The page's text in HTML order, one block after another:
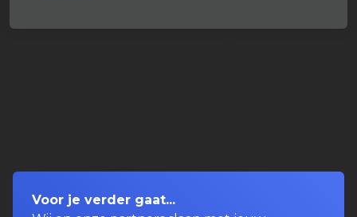
Voor je verder gaat...